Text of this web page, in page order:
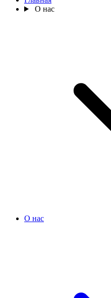
О нас
О нас